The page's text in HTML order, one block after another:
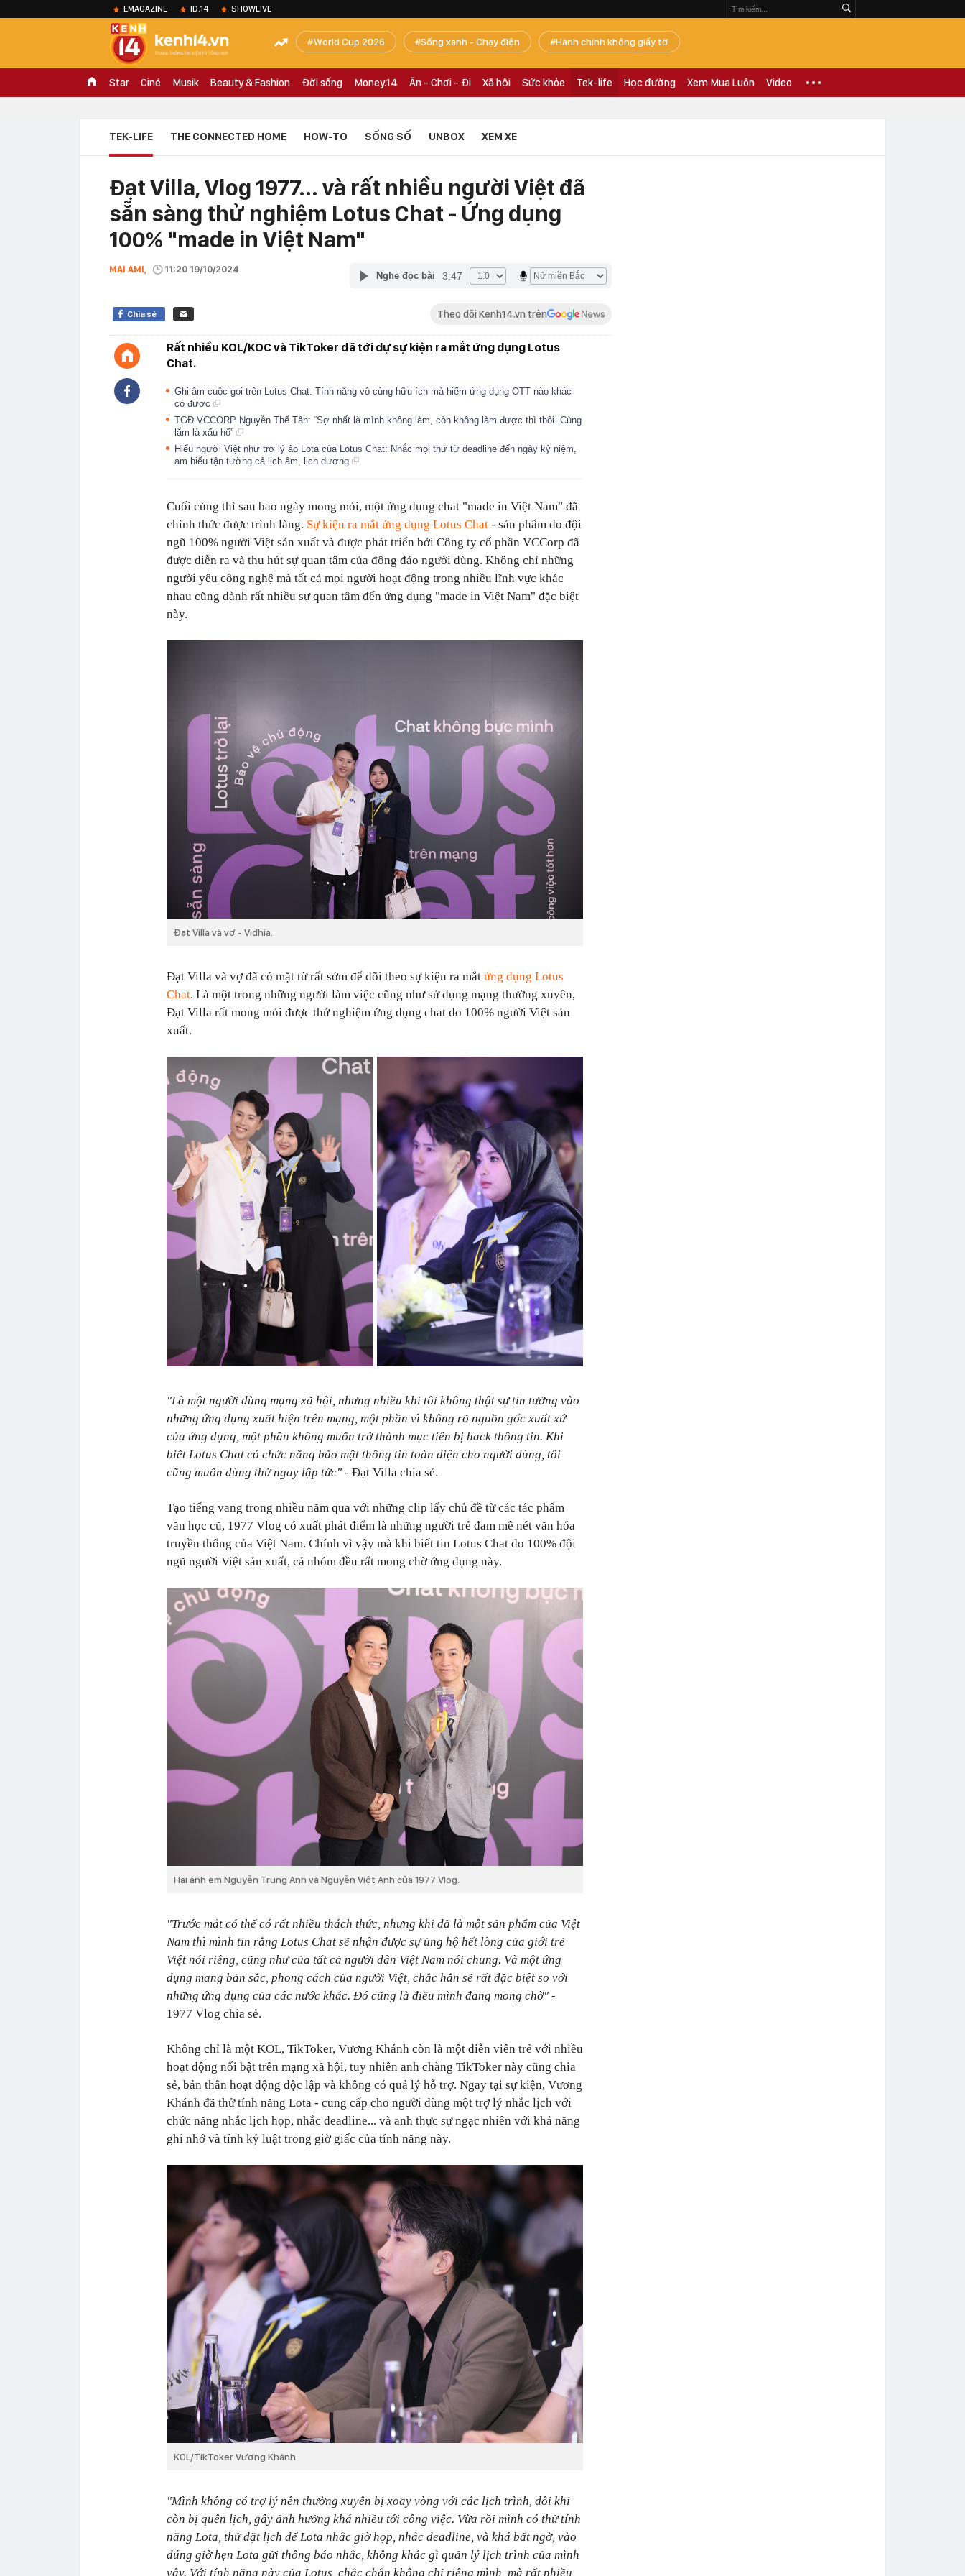
EMAGAZINE ID.14 SHOWLIVE
World Cup 2026 Sống xanh - Chạy điện Hành chính không giấy tờ
Star Ciné Musik Beauty & Fashion Đời sống Money.14 Ăn - Chơi - Đi Xã hội Sức khỏe Tek-life Học đường Xem Mua Luôn Video
TEK-LIFE THE CONNECTED HOME HOW-TO SỐNG SỐ UNBOX XEM XE
Đạt Villa, Vlog 1977... và rất nhiều người Việt đã
sẵn sàng thử nghiệm Lotus Chat - Ứng dụng
100% "made in Việt Nam"
MAI AMI, 11:20 19/10/2024
Nghe đọc bài 3:47
Chia sẻ Theo dõi Kenh14.vn trên
Rất nhiều KOL/KOC và TikToker đã tới dự sự kiện ra mắt ứng dụng Lotus
Chat.
Ghi âm cuộc gọi trên Lotus Chat: Tính năng vô cùng hữu ích mà hiếm ứng dụng OTT nào khác
có được
TGĐ VCCORP Nguyễn Thế Tân: “Sợ nhất là mình không làm, còn không làm được thì thôi. Cùng
lắm là xấu hổ”
Hiểu người Việt như trợ lý ảo Lota của Lotus Chat: Nhắc mọi thứ từ deadline đến ngày kỷ niệm,
am hiểu tận tường cả lịch âm, lịch dương
Cuối cùng thì sau bao ngày mong mỏi, một ứng dụng chat "made in Việt Nam" đã
chính thức được trình làng. Sự kiện ra mắt ứng dụng Lotus Chat - sản phẩm do đội
ngũ 100% người Việt sản xuất và được phát triển bởi Công ty cổ phần VCCorp đã
được diễn ra và thu hút sự quan tâm của đông đảo người dùng. Không chỉ những
người yêu công nghệ mà tất cả mọi người hoạt động trong nhiều lĩnh vực khác
nhau cũng dành rất nhiều sự quan tâm đến ứng dụng "made in Việt Nam" đặc biệt
này.
Đạt Villa và vợ - Vidhia.
Đạt Villa và vợ đã có mặt từ rất sớm để dõi theo sự kiện ra mắt ứng dụng Lotus
Chat. Là một trong những người làm việc cũng như sử dụng mạng thường xuyên,
Đạt Villa rất mong mỏi được thử nghiệm ứng dụng chat do 100% người Việt sản
xuất.
"Là một người dùng mạng xã hội, nhưng nhiều khi tôi không thật sự tin tưởng vào
những ứng dụng xuất hiện trên mạng, một phần vì không rõ nguồn gốc xuất xứ
của ứng dụng, một phần không muốn trở thành mục tiên bị hack thông tin. Khi
biết Lotus Chat có chức năng bảo mật thông tin toàn diện cho người dùng, tôi
cũng muốn dùng thử ngay lập tức" - Đạt Villa chia sẻ.
Tạo tiếng vang trong nhiều năm qua với những clip lấy chủ đề từ các tác phẩm
văn học cũ, 1977 Vlog có xuất phát điểm là những người trẻ đam mê nét văn hóa
truyền thống của Việt Nam. Chính vì vậy mà khi biết tin Lotus Chat do 100% đội
ngũ người Việt sản xuất, cả nhóm đều rất mong chờ ứng dụng này.
Hai anh em Nguyễn Trung Anh và Nguyễn Việt Anh của 1977 Vlog.
"Trước mắt có thể có rất nhiều thách thức, nhưng khi đã là một sản phẩm của Việt
Nam thì mình tin rằng Lotus Chat sẽ nhận được sự ủng hộ hết lòng của giới trẻ
Việt nói riêng, cũng như của tất cả người dân Việt Nam nói chung. Và một ứng
dụng mang bản sắc, phong cách của người Việt, chắc hẳn sẽ rất đặc biệt so với
những ứng dụng của các nước khác. Đó cũng là điều mình đang mong chờ" -
1977 Vlog chia sẻ.
Không chỉ là một KOL, TikToker, Vương Khánh còn là một diễn viên trẻ với nhiều
hoạt động nổi bật trên mạng xã hội, tuy nhiên anh chàng TikToker này cũng chia
sẻ, bản thân hoạt động độc lập và không có quả lý hỗ trợ. Ngay tại sự kiện, Vương
Khánh đã thử tính năng Lota - cung cấp cho người dùng một trợ lý nhắc lịch với
chức năng nhắc lịch họp, nhắc deadline... và anh thực sự ngạc nhiên với khả năng
ghi nhớ và tính kỷ luật trong giờ giấc của tính năng này.
KOL/TikToker Vương Khánh
"Mình không có trợ lý nên thường xuyên bị xoay vòng với các lịch trình, đôi khi
còn bị quên lịch, gây ảnh hưởng khá nhiều tới công việc. Vừa rồi mình có thử tính
năng Lota, thử đặt lịch để Lota nhắc giờ họp, nhắc deadline, và khá bất ngờ, vào
đúng giờ hẹn Lota gửi thông báo nhắc, không khác gì quản lý lịch trình của mình
vậy. Với tính năng này của Lotus, chắc chắn không chỉ riêng mình, mà rất nhiều